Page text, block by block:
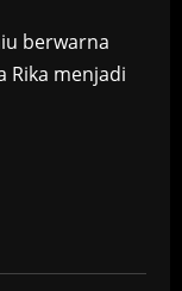
berwarna
Rika menjadi